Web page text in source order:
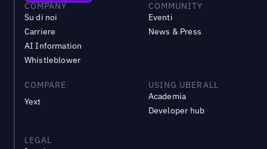
COMPANY
Su di noi
Carriere
AI Information
Whistleblower
COMMUNITY
Eventi
News & Press
COMPARE
Yext
USING UBERALL
Academia
Developer hub
LEGAL